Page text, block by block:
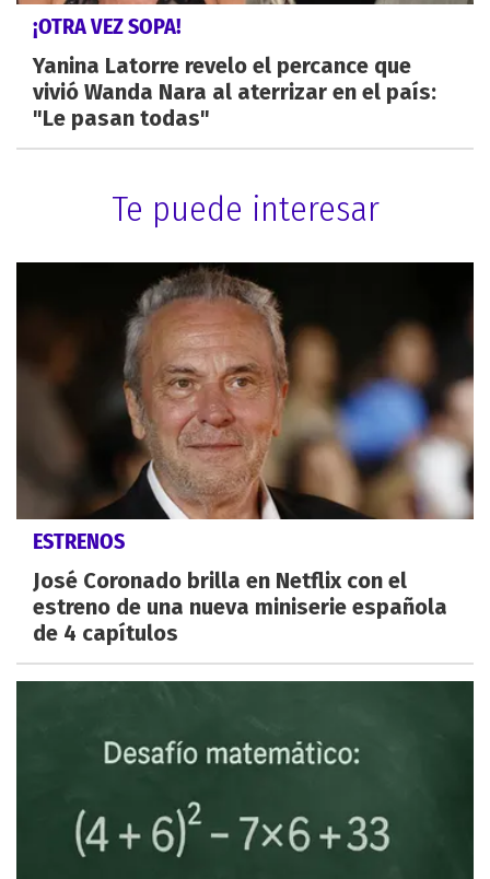
¡OTRA VEZ SOPA!
Yanina Latorre revelo el percance que
vivió Wanda Nara al aterrizar en el país:
"Le pasan todas"
Te puede interesar
ESTRENOS
José Coronado brilla en Netflix con el
estreno de una nueva miniserie española
de 4 capítulos